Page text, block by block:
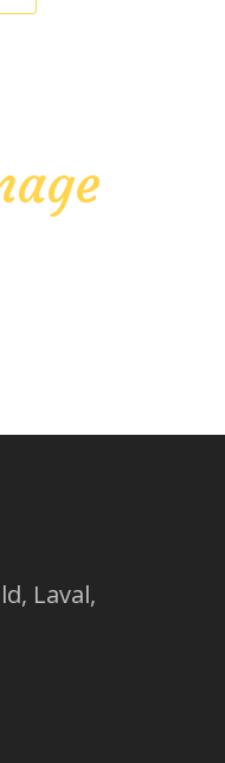
Laval,